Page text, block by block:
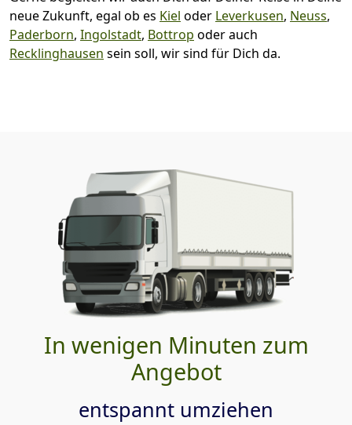
neue Zukunft, egal ob es Kiel oder Leverkusen, Neuss,
Paderborn, Ingolstadt, Bottrop oder auch
Recklinghausen sein soll, wir sind für Dich da.
In wenigen Minuten zum
Angebot
entspannt umziehen